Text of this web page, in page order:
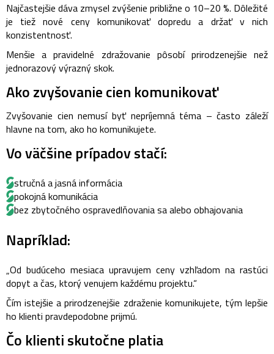
Najčastejšie dáva zmysel zvýšenie približne o 10–20 %. Dôležité
je tiež nové ceny komunikovať dopredu a držať v nich
konzistentnosť.
Menšie a pravidelné zdražovanie pôsobí prirodzenejšie než
jednorazový výrazný skok.
Ako zvyšovanie cien komunikovať
Zvyšovanie cien nemusí byť nepríjemná téma – často záleží
hlavne na tom, ako ho komunikujete.
Vo väčšine prípadov stačí:
stručná a jasná informácia
pokojná komunikácia
bez zbytočného ospravedlňovania sa alebo obhajovania
Napríklad:
„Od budúceho mesiaca upravujem ceny vzhľadom na rastúci
dopyt a čas, ktorý venujem každému projektu.“
Čím istejšie a prirodzenejšie zdraženie komunikujete, tým lepšie
ho klienti pravdepodobne prijmú.
Čo klienti skutočne platia